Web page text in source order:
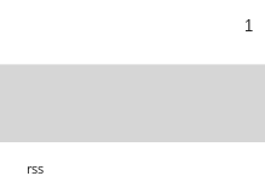
1
rss